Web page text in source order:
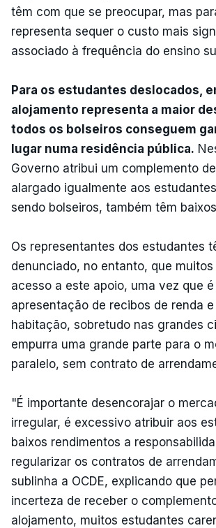
têm com que se preocupar, mas
representa sequer o custo mais
associado à frequência do ensino
Para os estudantes deslocados,
alojamento representa a maior
todos os bolseiros conseguem
lugar numa residência pública.
Governo atribui um complemento
alargado igualmente aos
sendo bolseiros, também têm
Os representantes dos estudantes
denunciado, no entanto, que
acesso a este apoio, uma vez que
apresentação de recibos de renda
habitação, sobretudo nas grandes
empurra uma grande parte para o
paralelo, sem contrato de
"É importante desencorajar o
irregular, é excessivo atribuir aos
baixos rendimentos a
regularizar os contratos de
sublinha a OCDE, explicando que
incerteza de receber o
alojamento, muitos estudantes